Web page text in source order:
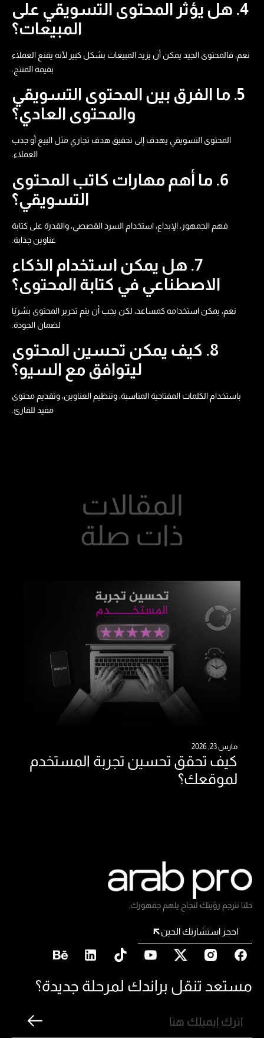
4. هل يؤثر المحتوى التسويقي على
المبيعات؟
نعم، فالمحتوى الجيد يمكن أن يزيد المبيعات بشكل كبير لأنه يقنع العملاء
بقيمة المنتج.
5. ما الفرق بين المحتوى التسويقي
والمحتوى العادي؟
المحتوى التسويقي يهدف إلى تحقيق هدف تجاري مثل البيع أو جذب
العملاء.
6. ما أهم مهارات كاتب المحتوى
التسويقي؟
فهم الجمهور، الإبداع، استخدام السرد القصصي، والقدرة على كتابة
عناوين جذابة.
7. هل يمكن استخدام الذكاء
الاصطناعي في كتابة المحتوى؟
نعم، يمكن استخدامه كمساعد، لكن يجب أن يتم تحرير المحتوى بشريًا
لضمان الجودة.
8. كيف يمكن تحسين المحتوى
ليتوافق مع السيو؟
باستخدام الكلمات المفتاحية المناسبة، وتنظيم العناوين، وتقديم محتوى
مفيد للقارئ.
المقالات
ذات صلة
مارس 23, 2026
كيف تحقق تحسين تجربة المستخدم
لموقعك؟
خلنا نترجم رؤيتك لنجاح يلهم جمهورك.
احجز استشارتك الحين
مستعد تنقل براندك لمرحلة جديدة؟